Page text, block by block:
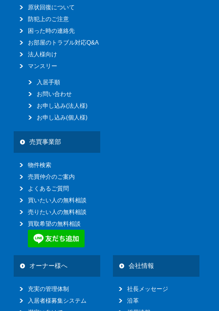
原状回復について
防犯上のご注意
困った時の連絡先
お部屋のトラブル対応Q&A
法人様向け
マンスリー
入居手順
お問い合わせ
お申し込み(法人様)
お申し込み(個人様)
売買事業部
物件検索
売買仲介のご案内
よくあるご質問
買いたい人の無料相談
売りたい人の無料相談
買取希望の無料相談
オーナー様へ
充実の管理体制
入居者様募集システム
会社情報
社長メッセージ
沿革